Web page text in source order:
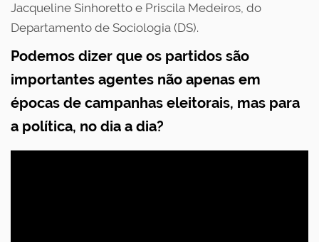
Jacqueline Sinhoretto e Priscila Medeiros, do
Departamento de Sociologia (DS).
Podemos dizer que os partidos são
importantes agentes não apenas em
épocas de campanhas eleitorais, mas para
a política, no dia a dia?